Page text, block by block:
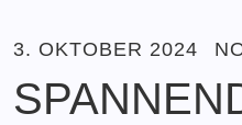
3. OKTOBER 2024